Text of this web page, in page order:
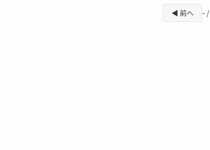
◀ 前へ -